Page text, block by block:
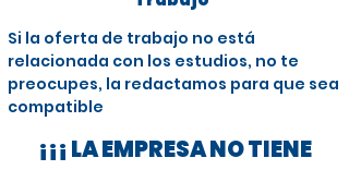
Si la oferta de trabajo no está
relacionada con los estudios, no te
preocupes, la redactamos para que sea
compatible
¡¡¡ LA EMPRESA NO TIENE